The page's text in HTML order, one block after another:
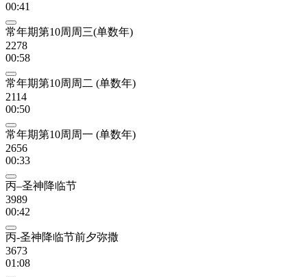
00:41
常年期第10周周三(单数年)
2278
00:58
常年期第10周周二 (单数年)
2114
00:50
常年期第10周周一 (单数年)
2656
00:33
丙–圣神降临节
3989
00:42
丙-圣神降临节前夕弥撒
3673
01:08